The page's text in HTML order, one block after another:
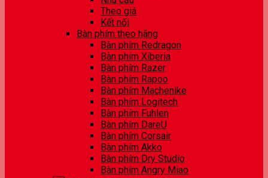
Theo giá
Kết nối
Bàn phím theo hãng
Bàn phím Redragon
Bàn phím Xiberia
Bàn phím Razer
Bàn phím Rapoo
Bàn phím Machenike
Bàn phím Logitech
Bàn phím Fuhlen
Bàn phím DareU
Bàn phím Corsair
Bàn phím Akko
Bàn phím Dry Studio
Bàn phím Angry Miao